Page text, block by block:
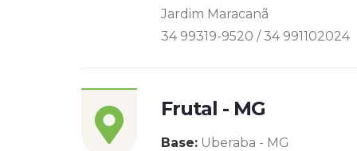
Jardim Maracanã
34 99319-9520 / 34 991102024
Frutal - MG
Base: Uberaba - MG